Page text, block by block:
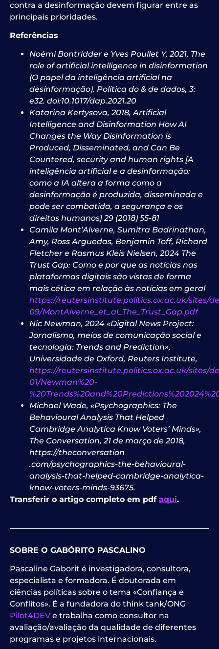
contra a desinformação devem figurar entre as
principais prioridades.
Referências
Noémi Bontridder e Yves Poullet Y, 2021, The
role of artificial intelligence in disinformation
(O papel da inteligência artificial na
desinformação). Política do & de dados, 3:
e32. doi:10.1017/dap.2021.20
Katarina Kertysova, 2018, Artificial
Intelligence and Disinformation How AI
Changes the Way Disinformation is
Produced, Disseminated, and Can Be
Countered, security and human rights [A
inteligência artificial e a desinformação:
como a IA altera a forma como a
desinformação é produzida, disseminada e
pode ser combatida, a segurança e os
direitos humanos] 29 (2018) 55-81
Camila Mont’Alverne, Sumitra Badrinathan,
Amy, Ross Arguedas, Benjamin Toff, Richard
Fletcher e Rasmus Kleis Nielsen, 2024 The
Trust Gap: Como e por que as notícias nas
plataformas digitais são vistas de forma
mais cética em relação às notícias em geral
https://reutersinstitute.politics.ox.ac.uk/sites/
09/MontAlverne_et_al_The_Trust_Gap.pdf
Nic Newman, 2024 «Digital News Project:
Jornalismo, meios de comunicação social e
tecnologia: Trends and Prediction»,
Universidade de Oxford, Reuters Institute,
https://reutersinstitute.politics.ox.ac.uk/sites/
01/Newman%20-
Michael Wade, «Psychographics: The
Behavioural Analysis That Helped
Cambridge Ana­lytica Know Voters’ Minds»,
The Conversation, 21 de março de 2018,
https://theconversation
.com/psychographics-the-behavioural-
analysis-that-helped-cambridge-analytica-
know-voters-minds-93675.
Transferir o artigo completo em pdf aqui.
SOBRE O GABÓRITO PASCALINO
Pascaline Gaborit é investigadora, consultora,
especialista e formadora. É doutorada em
ciências políticas sobre o tema «Confiança e
Conflitos». É a fundadora do think tank/ONG
Pilot4DEV e trabalha como consultor na
avaliação/avaliação da qualidade de diferentes
programas e projetos internacionais.